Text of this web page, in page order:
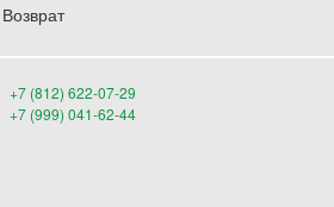
Возврат
+7 (812) 622-07-29
+7 (999) 041-62-44